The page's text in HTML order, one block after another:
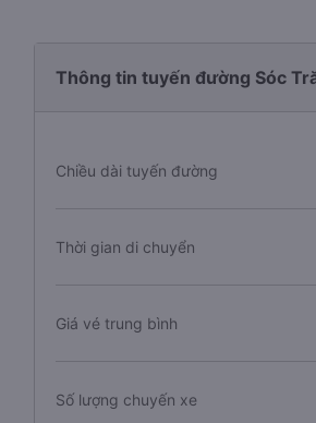
Thông tin tuyến đường Sóc
Chiều dài tuyến đường
Thời gian di chuyển
Giá vé trung bình
Số lượng chuyến xe